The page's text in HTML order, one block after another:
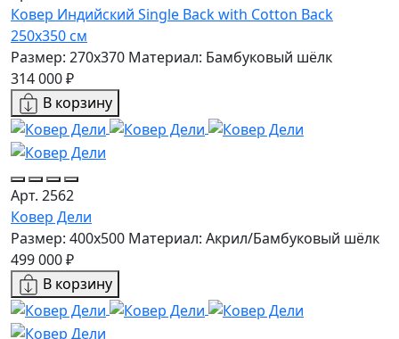
Ковер Индийский Single Back with Cotton Back
250x350 см
Размер: 270x370 Материал: Бамбуковый шёлк
314 000 ₽
В корзину
Арт. 2562
Ковер Дели
Размер: 400x500 Материал: Акрил/Бамбуковый шёлк
499 000 ₽
В корзину